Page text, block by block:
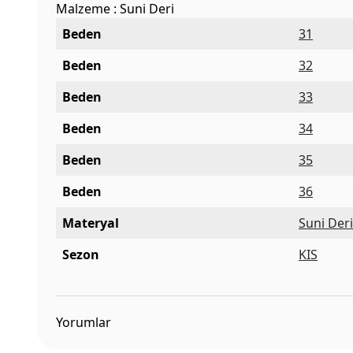
Malzeme : Suni Deri
Beden
31
Beden
32
Beden
33
Beden
34
Beden
35
Beden
36
Materyal
Suni Deri
Sezon
KIS
Yorumlar